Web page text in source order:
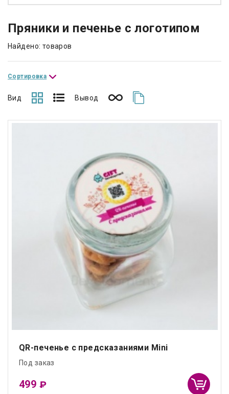
Пряники и печенье с логотипом
Найдено: товаров
Сортировка
Вид Вывод
QR-печенье с предсказаниями Mini
Под заказ
499 ₽